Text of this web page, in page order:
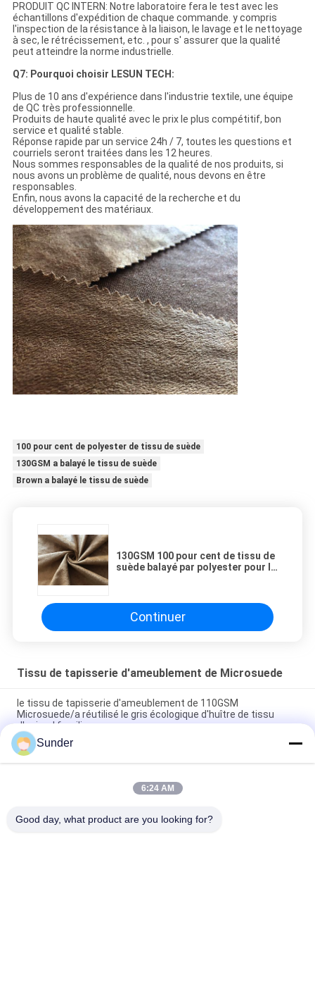
PRODUIT QC INTERN: Notre laboratoire fera le test avec les
échantillons d'expédition de chaque commande. y compris
l'inspection de la résistance à la liaison, le lavage et le nettoyage
à sec, le rétrécissement, etc. , pour s' assurer que la qualité
peut atteindre la norme industrielle.
Q7: Pourquoi choisir LESUN TECH:
Plus de 10 ans d'expérience dans l'industrie textile, une équipe
de QC très professionnelle.
Produits de haute qualité avec le prix le plus compétitif, bon
service et qualité stable.
Réponse rapide par un service 24h / 7, toutes les questions et
courriels seront traitées dans les 12 heures.
Nous sommes responsables de la qualité de nos produits, si
nous avons un problème de qualité, nous devons en être
responsables.
Enfin, nous avons la capacité de la recherche et du
développement des matériaux.
100 pour cent de polyester de tissu de suède
130GSM a balayé le tissu de suède
Brown a balayé le tissu de suède
130GSM 100 pour cent de tissu de
suède balayé par polyester pour la
Continuer
Tissu de tapisserie d'ameublement de Microsuede
le tissu de tapisserie d'ameublement de 110GSM
Microsuede/a réutilisé le gris écologique d'huître de tissu
d'animal familier
tissu de tapisserie d'ameublement de 290GSM Microsuede
pour le synthétique à la mode blanc de meubles de serviette
matériel du polyester 140GSM 100 pour la couleur de
Sunder
6:24 AM
Good day, what product are you looking for?